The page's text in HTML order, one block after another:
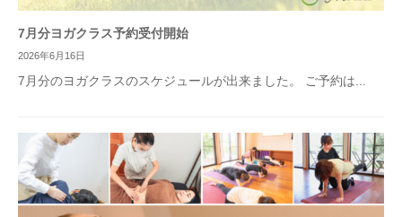
7月分ヨガクラス予約受付開始
2026年6月16日
7月分のヨガクラスのスケジュールが出来ました。 ご予約は...